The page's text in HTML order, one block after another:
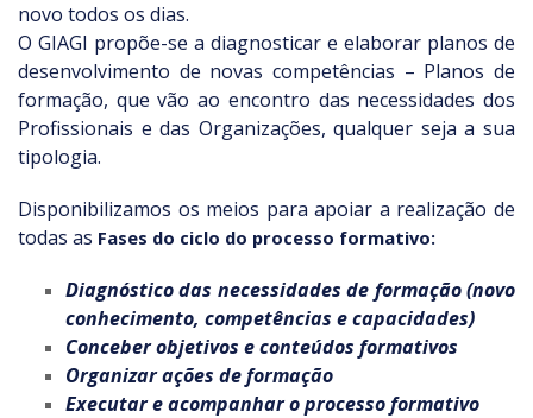
novo todos os dias.
O GIAGI propõe-se a diagnosticar e elaborar planos de
desenvolvimento de novas competências – Planos de
formação, que vão ao encontro das necessidades dos
Profissionais e das Organizações, qualquer seja a sua
tipologia.
Disponibilizamos os meios para apoiar a realização de
todas as Fases do ciclo do processo formativo:
Diagnóstico das necessidades de formação (novo
conhecimento, competências e capacidades)
Conceber objetivos e conteúdos formativos
Organizar ações de formação
Executar e acompanhar o processo formativo